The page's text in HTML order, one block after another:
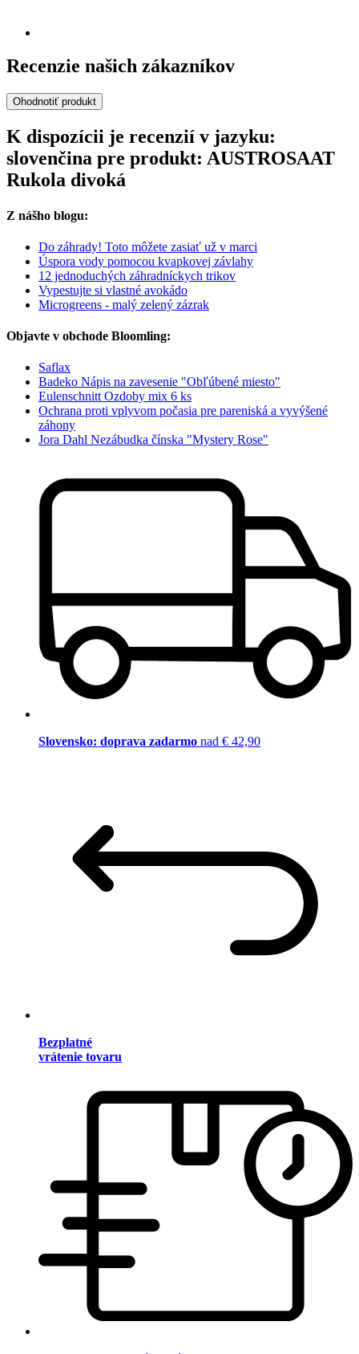
Recenzie našich zákazníkov
Ohodnotiť produkt
K dispozícii je recenzií v jazyku:
slovenčina pre produkt: AUSTROSAAT
Rukola divoká
Z nášho blogu:
Do záhrady! Toto môžete zasiať už v marci
Úspora vody pomocou kvapkovej závlahy
12 jednoduchých záhradníckych trikov
Vypestujte si vlastné avokádo
Microgreens - malý zelený zázrak
Objavte v obchode Bloomling:
Saflax
Badeko Nápis na zavesenie "Obľúbené miesto"
Eulenschnitt Ozdoby mix 6 ks
Ochrana proti vplyvom počasia pre pareniská a vyvýšené
záhony
Jora Dahl Nezábudka čínska "Mystery Rose"
Slovensko: doprava zadarmo nad € 42,90
Bezplatné
vrátenie tovaru